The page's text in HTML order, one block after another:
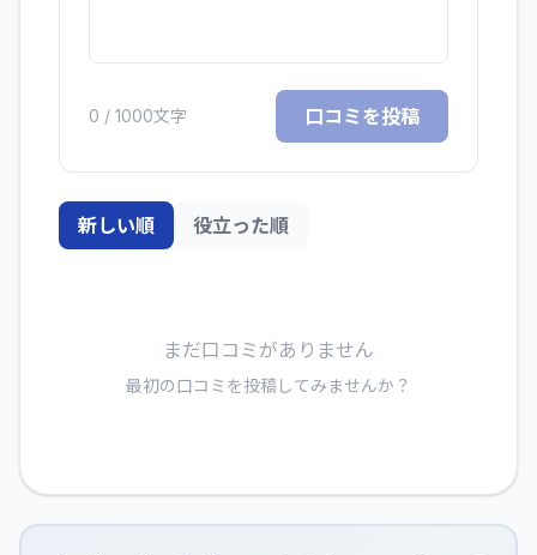
0 / 1000文字 口コミを投稿
新しい順 役立った順
まだ口コミがありません
最初の口コミを投稿してみませんか？